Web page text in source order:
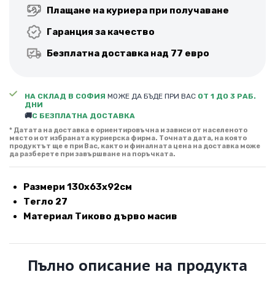
НА СКЛАД В СОФИЯ МОЖЕ ДА БЪДЕ ПРИ ВАС ОТ 1 ДО 3 РАБ.
ДНИ
🚚С БЕЗПЛАТНА ДОСТАВКА
* Датата на доставка е ориентировъчна и зависи от населеното
място и от избраната куриерска фирма. Точната дата, на която
продуктът ще е при Вас, както и финалната цена на доставка може
да разберете при завършване на поръчката.
Размери 130х63х92см
Тегло 27
Материал Тиково дърво масив
Плащане на куриера при получаване
Гаранция за качество
Безплатна доставка над 77 евро
Пълно описание на продукта